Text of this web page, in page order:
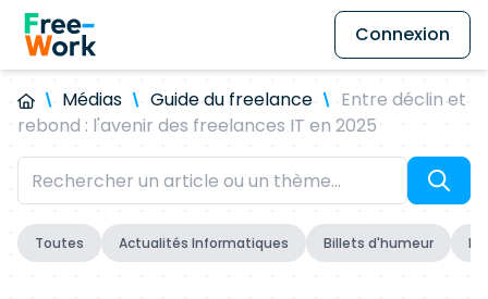
Connexion
Médias Guide du freelance
Entre déclin et
rebond : l'avenir des freelances IT en 2025
Toutes Actualités Informatiques Billets d'humeur